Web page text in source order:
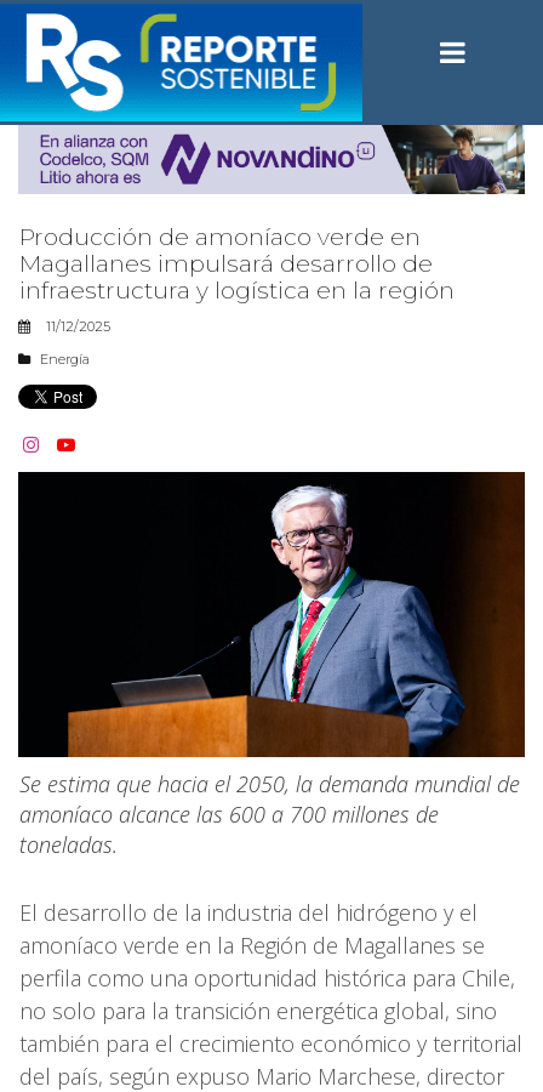
Producción de amoníaco verde en
Magallanes impulsará desarrollo de
infraestructura y logística en la región
11/12/2025
Energía
 
Se estima que hacia el 2050, la demanda mundial de
amoníaco alcance las 600 a 700 millones de
toneladas.
El desarrollo de la industria del hidrógeno y el
amoníaco verde en la Región de Magallanes se
perfila como una oportunidad histórica para Chile,
no solo para la transición energética global, sino
también para el crecimiento económico y territorial
del país, según expuso Mario Marchese, director